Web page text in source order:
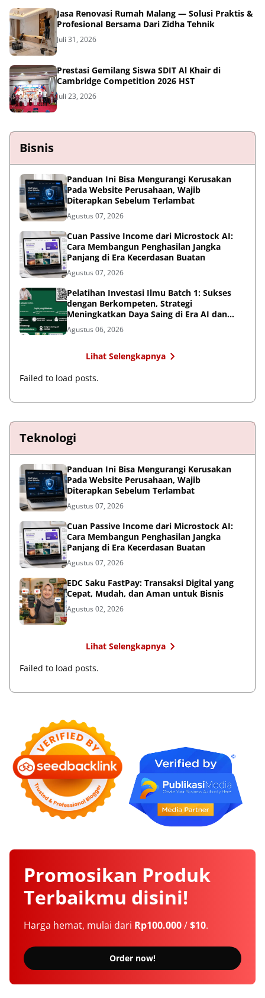
Jasa Renovasi Rumah Malang — Solusi Praktis &
Profesional Bersama Dari Zidha Tehnik
Juli 31, 2026
Prestasi Gemilang Siswa SDIT Al Khair di
Cambridge Competition 2026 HST
Juli 23, 2026
Bisnis
Panduan Ini Bisa Mengurangi Kerusakan
Pada Website Perusahaan, Wajib
Diterapkan Sebelum Terlambat
Agustus 07, 2026
Cuan Passive Income dari Microstock AI:
Cara Membangun Penghasilan Jangka
Panjang di Era Kecerdasan Buatan
Agustus 07, 2026
Pelatihan Investasi Ilmu Batch 1: Sukses
dengan Berkompeten, Strategi
Meningkatkan Daya Saing di Era AI dan
Persaingan Global
Agustus 06, 2026
Lihat Selengkapnya
Failed to load posts.
Teknologi
Panduan Ini Bisa Mengurangi Kerusakan
Pada Website Perusahaan, Wajib
Diterapkan Sebelum Terlambat
Agustus 07, 2026
Cuan Passive Income dari Microstock AI:
Cara Membangun Penghasilan Jangka
Panjang di Era Kecerdasan Buatan
Agustus 07, 2026
EDC Saku FastPay: Transaksi Digital yang
Cepat, Mudah, dan Aman untuk Bisnis
Agustus 02, 2026
Lihat Selengkapnya
Failed to load posts.
Promosikan Produk
Terbaikmu disini!
Harga hemat, mulai dari Rp100.000/$10.
Order now!